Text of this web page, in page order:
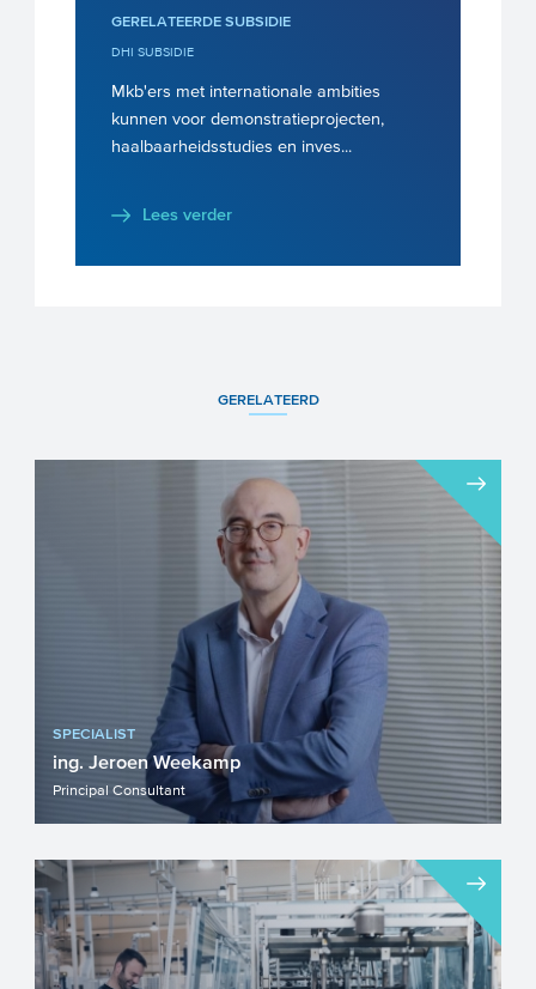
GERELATEERDE SUBSIDIE
DHI SUBSIDIE
Mkb'ers met internationale ambities
kunnen voor demonstratieprojecten,
haalbaarheidsstudies en inves...
Lees verder
GERELATEERD
SPECIALIST
ing. Jeroen Weekamp
Principal Consultant